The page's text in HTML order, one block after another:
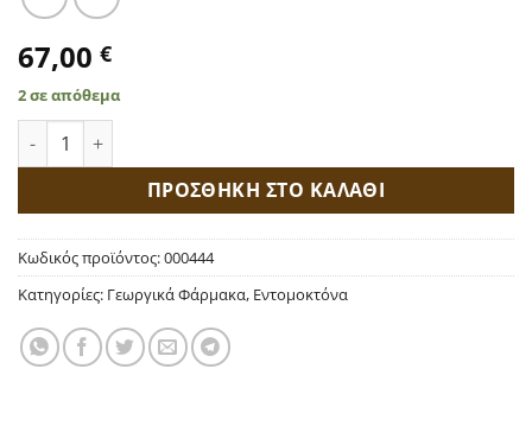
67,00 €
2 σε απόθεμα
Coragen 20 SC 200ml ποσότητα
ΠΡΟΣΘΗΚΗ ΣΤΟ ΚΑΛΑΘΙ
Κωδικός προϊόντος:000444
Κατηγορίες: Γεωργικά Φάρμακα, Εντομοκτόνα